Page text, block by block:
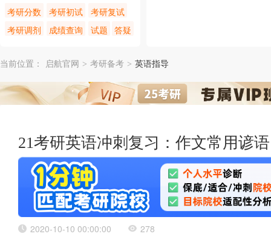
考研分数
考研初试
考研复试
考研调剂
成绩查询 试题 答疑
当前位置： 启航官网 > 考研备考 > 英语指导
21考研英语冲刺复习：作文常用谚
2020-10-10 00:00:00 278